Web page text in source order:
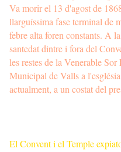
Va morir el 13 d'agost de
llarguíssima fase terminal de
febre alta foren constants. A
santedat dintre i fora del
les restes de la Venerable
Municipal de Valls a
actualment, a un costat del
El Convent i el Temple